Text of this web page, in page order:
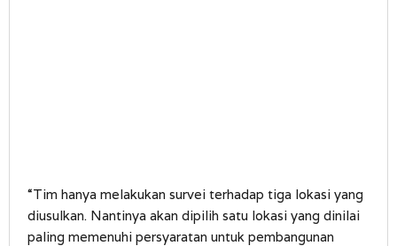
“Tim hanya melakukan survei terhadap tiga lokasi yang
diusulkan. Nantinya akan dipilih satu lokasi yang dinilai
paling memenuhi persyaratan untuk pembangunan